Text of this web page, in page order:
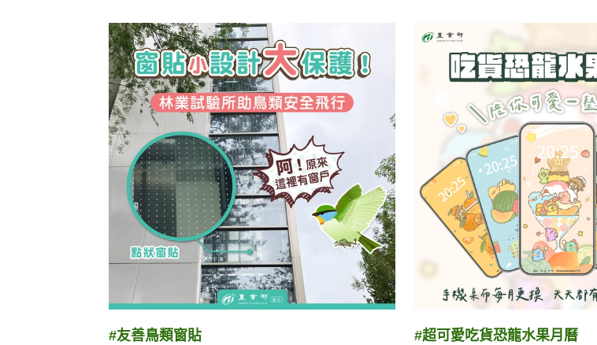
圖卡列表
#友善鳥類窗貼 #超可愛吃貨恐龍水果月曆